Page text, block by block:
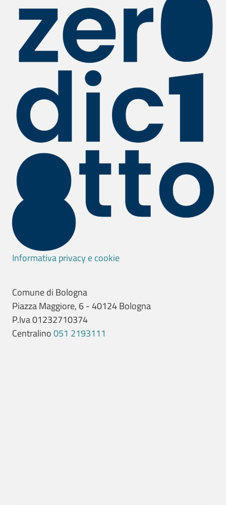
Informativa privacy e cookie
Comune di Bologna
Piazza Maggiore, 6 - 40124 Bologna
P.Iva 01232710374
Centralino051 2193111